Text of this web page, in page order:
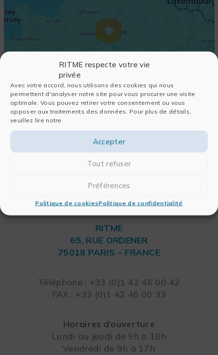
RITME respecte votre vie
privée
Avec votre accord, nous utilisons des cookies qui nous
permettent d'analyser notre site pour vous procurer une visite
optimale. Vous pouvez retirer votre consentement ou vous
opposer aux traitements des données. Pour plus de détails,
veuillez lire notre
Accepter
Tout refuser
Préférences
Politique de cookiesPolitique de confidentialité
RITME
65, RUE ORDENER
75018 PARIS – FRANCE
Téléphone : +33 (0)1 42 46 00 42
FAX : +33 (0)1 42 46 00 33
Horaires d’ouverture
Lundi au jeudi de 9h à 18h
Vendredi de 9h à 17h